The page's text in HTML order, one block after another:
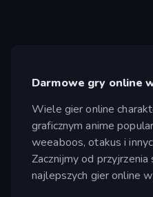
Darmowe gry online
Wiele gier online
graficznym anime
weeaboos, otakus i
Zacznijmy od
najlepszych gier online